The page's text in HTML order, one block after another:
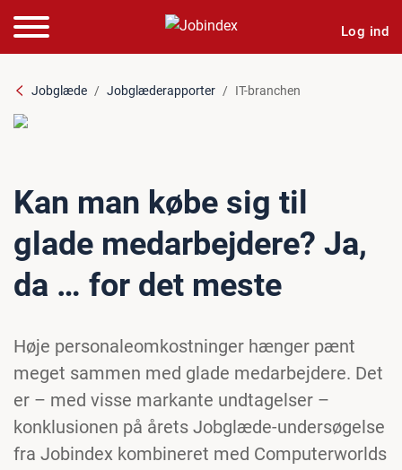
Log ind
Jobglæde Jobglæderapporter IT-branchen
Kan man købe sig til
glade medarbejdere? Ja,
da … for det meste
Høje personaleomkostninger hænger pænt
meget sammen med glade medarbejdere. Det
er – med visse markante undtagelser –
konklusionen på årets Jobglæde-undersøgelse
fra Jobindex kombineret med Computerworlds